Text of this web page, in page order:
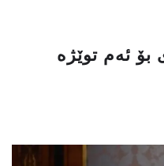
بۆ ئەم توێژە